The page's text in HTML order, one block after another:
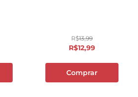
R$13,99
R$12,99
Comprar